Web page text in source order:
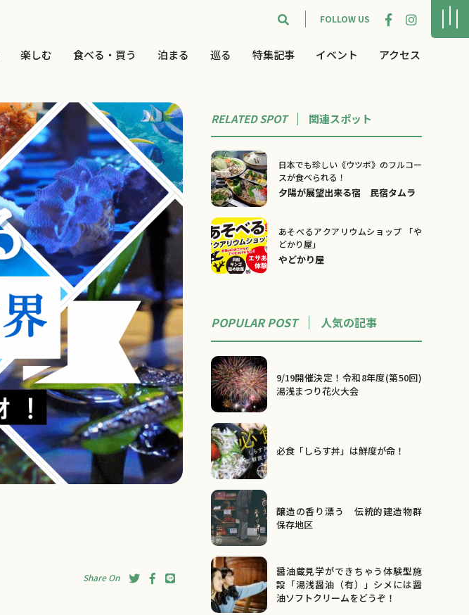
FOLLOW US
楽しむ 食べる・買う 泊まる 巡る 特集記事 イベント アクセス
Share On
RELATED SPOT 関連スポット
日本でも珍しい《ウツボ》のフルコー
スが食べられる！
夕陽が展望出来る宿 民宿タムラ
あそべるアクアリウムショップ 「や
どかり屋」
やどかり屋
POPULAR POST 人気の記事
9/19開催決定！令和8年度(第50回)
湯浅まつり花火大会
必食「しらす丼」は鮮度が命！
醸造の香り漂う 伝統的建造物群
保存地区
醤油蔵見学ができちゃう体験型施
設「湯浅醤油（有）」シメには醤
油ソフトクリームをどうぞ！